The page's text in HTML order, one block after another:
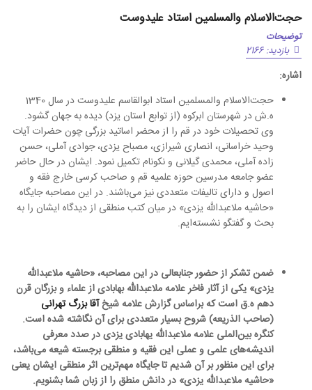
حجت‌الاسلام والمسلمین استاد علیدوست
توضیحات
بازدید: 2166
اشاره:
حجت‌الاسلام والمسلمین استاد ابوالقاسم علیدوست در سال 1340
ه.ش در شهرستان ابرکوه (از توابع استان یزد) دیده به جهان گشود.
وی تحصیلات خود در قم را از محضر اساتید بزرگی چون حضرات آیات
وحید خراسانى، انصارى شیرازى، مصباح یزدى، جوادى آملى، حسن
زاده آملى، محمدى گیلانى و نکونام تکمیل نمود. ایشان در حال حاضر
عضو جامعه مدرسین حوزه علمیه قم و صاحب کرسی خارج فقه و
اصول و دارای تالیفات متعددی نیز می‌باشند. در این مصاحبه جایگاه
«حاشیه ملاعبدالله یزدی» در میان کتب منطقی از دیدگاه ایشان را به
بحث و گفتگو نشسته‌ایم.
ضمن تشکر از حضور جنابعالی در این مصاحبه، «حاشیه ملاعبدالله
یزدی» یکی از آثار فاخر علامه ملاعبدالله بهابادی از علماء و بزرگان قرن
دهم ه.ق است که براساس گزارش علامه شیخ آقا بزرگ تهرانی
(صاحب الذریعه) شروح بسیار متعددی برای آن نگاشته شده است.
کنگره بین‌الملی علامه ملاعبدالله یهابادی یزدی در صدد معرفی
اندیشه‌های علمی و عملی این فقیه و منطقی برجسته شیعه می‌باشد،
برای این منظور بر آن شدیم تا جایگاه مهم‌ترین اثر منطقی ایشان یعنی
«حاشیه ملاعبدالله یزدی» در دانش منطق را از زبان شما بشنویم.